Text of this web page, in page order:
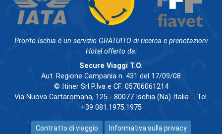
Pronto Ischia è un servizio GRATUITO di ricerca e prenotazioni
Hotel offerto da:
Secure Viaggi T.O.
Aut. Regione Campania n. 431 del 17/09/08
© Itiner Srl P.Iva e CF: 05706061214
Via Nuova Cartaromana, 125 - 80077 Ischia (Na) Italia. - Tel.
+39 081.1975.1975
Contratto di viaggio Informativa sulla privacy